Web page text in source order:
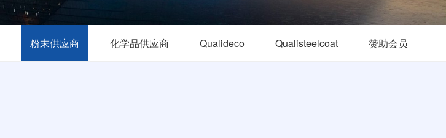
粉末供应商 化学品供应商 Qualideco Qualisteelcoat 赞助会员